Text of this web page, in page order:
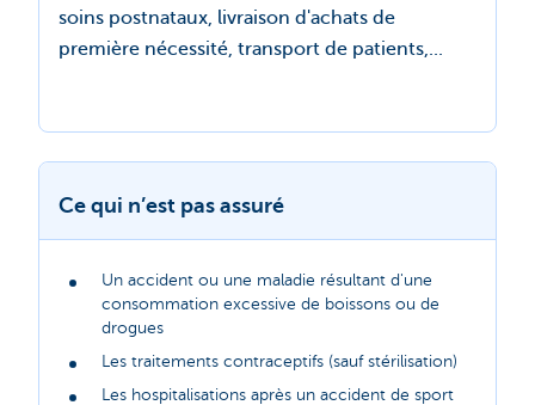
soins postnataux, livraison d'achats de
première nécessité, transport de patients,...
Ce qui n’est pas assuré
Un accident ou une maladie résultant d'une
consommation excessive de boissons ou de
drogues
Les traitements contraceptifs (sauf stérilisation)
Les hospitalisations après un accident de sport